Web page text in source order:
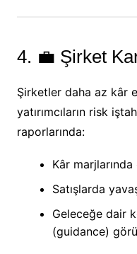
4. 💼 Şirket
Şirketler daha az kâr
yatırımcıların risk
raporlarında:
Kâr marjlarında
Satışlarda
Geleceğe dair
(guidance)